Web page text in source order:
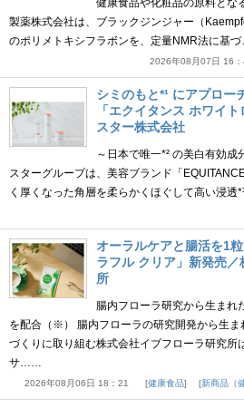
健康食品や化粧品の原料とな
製薬株式会社は、ブラックジンジャー（
のポリメトキシフラボンを、定量NMR法に基
2026年08月07日 16：
シミのもと*¹ にアプロー
「エクイタンス ホワイ
スター株式会社
～日本で唯一*² の美白有効
スターグループは、美容ブランド「
く厚くなった角層を柔らかくほぐして高い浸
オーラルケアと腸活を1
ラフル クリア」新発売
所
腸内フローラ研究から生まれ
を配合（※） 腸内フローラの研究開発から生
づくりに取り組む株式会社イブフローラ研究所
サ……
2026年08月06日 18：21 健康食品 新商品（